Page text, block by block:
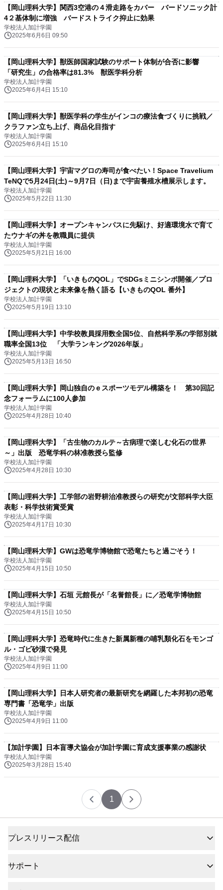
【岡山理科大学】関西3空港の４滑走路をカバー バードソニック計
4２基体制に増強 バードストライク抑止に効果
学校法人加計学園
2025年6月6日 09:50
【岡山理科大学】獣医師国家試験のサポート体制が合否に影響
「研究生」の合格率は81.3% 獣医学科分析
学校法人加計学園
2025年6月4日 15:10
【岡山理科大学】獣医学科の学生がインコの療法食づくりに挑戦／
クラファン立ち上げ、商品化目指す
学校法人加計学園
2025年6月4日 15:10
【岡山理科大学】宇宙マグロの寿司が食べたい！Space Travelium
TeNQで5月24日(土)～9月7日（日)まで宇宙養殖水槽展示します。
学校法人加計学園
2025年5月22日 11:30
【岡山理科大学】オープンキャンパスに先駆け、好適環境水で育て
たウナギの丼を教職員に提供
学校法人加計学園
2025年5月21日 16:00
【岡山理科大学】「いきものQOL」でSDGsミニシンポ開催／プロ
ジェクトの現状と未来像を熱く語る【いきものQOL 番外】
学校法人加計学園
2025年5月19日 13:10
【岡山理科大学】中学校教員採用数全国5位、自然科学系の学部別就
職率全国13位 「大学ランキング2026年版」
学校法人加計学園
2025年5月13日 16:50
【岡山理科大学】岡山独自のｅスポーツモデル構築を！ 第30回記
念フォーラムに100人参加
学校法人加計学園
2025年4月28日 10:40
【岡山理科大学】「古生物のカルテ～古病理で楽しむ化石の世界
～」出版 恐竜学科の林准教授ら監修
学校法人加計学園
2025年4月28日 10:30
【岡山理科大学】工学部の岩野耕治准教授らの研究が文部科学大臣
表彰・科学技術賞受賞
学校法人加計学園
2025年4月17日 10:30
【岡山理科大学】GWは恐竜学博物館で恐竜たちと過ごそう！
学校法人加計学園
2025年4月15日 10:50
【岡山理科大学】石垣 元館長が「名誉館長」に／恐竜学博物館
学校法人加計学園
2025年4月15日 10:50
【岡山理科大学】恐竜時代に生きた新属新種の哺乳類化石をモンゴ
ル・ゴビ砂漠で発見
学校法人加計学園
2025年4月9日 11:00
【岡山理科大学】日本人研究者の最新研究を網羅した本邦初の恐竜
専門書「恐竜学」出版
学校法人加計学園
2025年4月9日 11:00
【加計学園】日本盲導犬協会が加計学園に育成支援事業の感謝状
学校法人加計学園
2025年3月28日 15:40
1
プレスリリース配信
サポート